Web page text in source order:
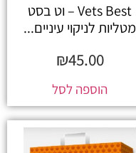
Vets Best – וט בסט
מטליות לניקוי עיניים...
₪45.00
הוספה לסל